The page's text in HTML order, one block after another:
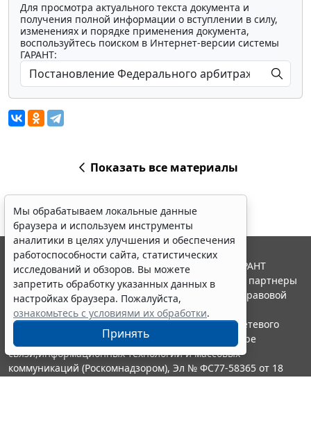
Для просмотра актуального текста документа и
получения полной информации о вступлении в силу,
изменениях и порядке применения документа,
воспользуйтесь поиском в Интернет-версии системы
ГАРАНТ:
Показать все материалы
Мы обрабатываем локальные данные
браузера и используем инструменты
аналитики в целях улучшения и обеспечения
работоспособности сайта, статистических
исследований и обзоров. Вы можете
запретить обработку указанных данных в
настройках браузера. Пожалуйста,
ознакомьтесь с условиями их обработки.
Принять
© ООО "НПП "ГАРАНТ-СЕРВИС", 2026. Система ГАРАНТ
выпускается с 1990 года. Компания "Гарант" и ее партнеры
являются участниками Российской ассоциации правовой
информации ГАРАНТ.
Портал ГАРАНТ.РУ зарегистрирован в качестве сетевого
издания Федеральной службой по надзору в сфере
связи,информационных технологий и массовых
коммуникаций (Роскомнадзором), Эл № ФС77-58365 от 18